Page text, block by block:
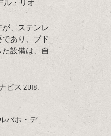
ル・リオ
、ステンレ
あり、ブド
設備は、自
ビス 2018.
バホ・デ